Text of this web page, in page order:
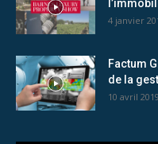
4 janvier
Factum
de la
10 avril 2019